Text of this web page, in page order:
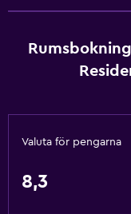
Valuta för pengarna
8,3